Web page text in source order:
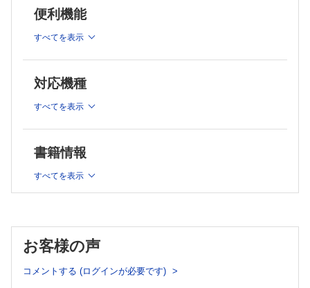
IV．神経系
2．中枢神経
3．松果体・下垂体
V．頭頸部
2．口腔・咽頭
VI．胸郭，漿膜
1．肺
VII．消化器
1．食道
2．胃
便利機能
すべてを表示
対応機種
すべてを表示
書籍情報
すべてを表示
お客様の声
コメントする (ログインが必要です)